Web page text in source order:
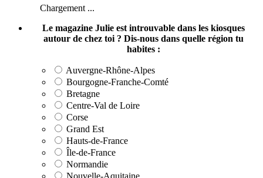
Chargement ...
Le magazine Julie est introuvable dans les kiosques
autour de chez toi ? Dis-nous dans quelle région tu
habites :
Auvergne-Rhône-Alpes
Bourgogne-Franche-Comté
Bretagne
Centre-Val de Loire
Corse
Grand Est
Hauts-de-France
Île-de-France
Normandie